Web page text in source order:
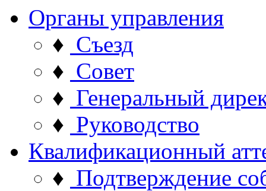
Органы управления
♦ Съезд
♦ Совет
♦ Генеральный
♦ Руководство
Квалификационный
♦ Подтверждение